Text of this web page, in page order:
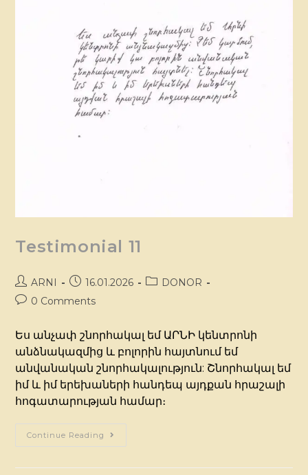
Testimonial 11
ARNI 16.01.2026
DONOR
0 Comments
Ես անչափ շնորհակալ եմ ԱՐՆԻ կենտրոնի
անձնակազմից և բոլորին հայտնում եմ
անվանական շնորհակալություն: Շնորհակալ եմ
իմ և իմ երեխաների հանդեպ այդքան հրաշալի
հոգատարության համար։
Continue Reading